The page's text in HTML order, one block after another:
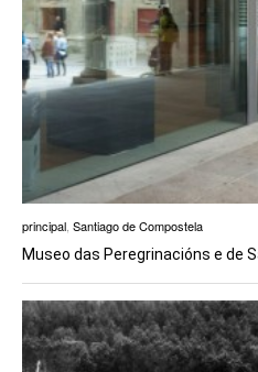
principal, Santiago de Compostela
Museo das Peregrinacións e de